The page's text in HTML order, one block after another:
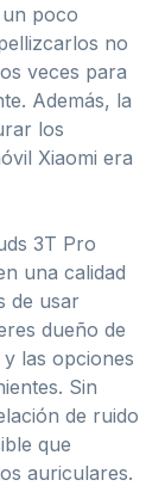
poco
no
veces para
Además, la
los
Xiaomi era
3T Pro
una calidad
de usar
dueño de
las opciones
Sin
de ruido
que
auriculares.